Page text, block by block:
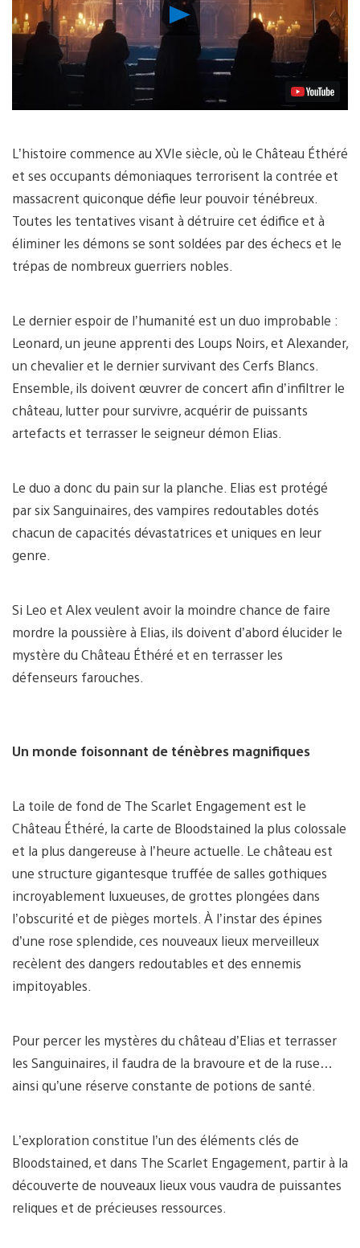
Lancer
la
vidéo
L’histoire commence au XVIe siècle, où le Château Éthéré
et ses occupants démoniaques terrorisent la contrée et
massacrent quiconque défie leur pouvoir ténébreux.
Toutes les tentatives visant à détruire cet édifice et à
éliminer les démons se sont soldées par des échecs et le
trépas de nombreux guerriers nobles.
Le dernier espoir de l’humanité est un duo improbable :
Leonard, un jeune apprenti des Loups Noirs, et Alexander,
un chevalier et le dernier survivant des Cerfs Blancs.
Ensemble, ils doivent œuvrer de concert afin d’infiltrer le
château, lutter pour survivre, acquérir de puissants
artefacts et terrasser le seigneur démon Elias.
Le duo a donc du pain sur la planche. Elias est protégé
par six Sanguinaires, des vampires redoutables dotés
chacun de capacités dévastatrices et uniques en leur
genre.
Si Leo et Alex veulent avoir la moindre chance de faire
mordre la poussière à Elias, ils doivent d’abord élucider le
mystère du Château Éthéré et en terrasser les
défenseurs farouches.
Un monde foisonnant de ténèbres magnifiques
La toile de fond de The Scarlet Engagement est le
Château Éthéré, la carte de Bloodstained la plus colossale
et la plus dangereuse à l’heure actuelle. Le château est
une structure gigantesque truffée de salles gothiques
incroyablement luxueuses, de grottes plongées dans
l’obscurité et de pièges mortels. À l’instar des épines
d’une rose splendide, ces nouveaux lieux merveilleux
recèlent des dangers redoutables et des ennemis
impitoyables.
Pour percer les mystères du château d’Elias et terrasser
les Sanguinaires, il faudra de la bravoure et de la ruse…
ainsi qu’une réserve constante de potions de santé.
L’exploration constitue l’un des éléments clés de
Bloodstained, et dans The Scarlet Engagement, partir à la
découverte de nouveaux lieux vous vaudra de puissantes
reliques et de précieuses ressources.